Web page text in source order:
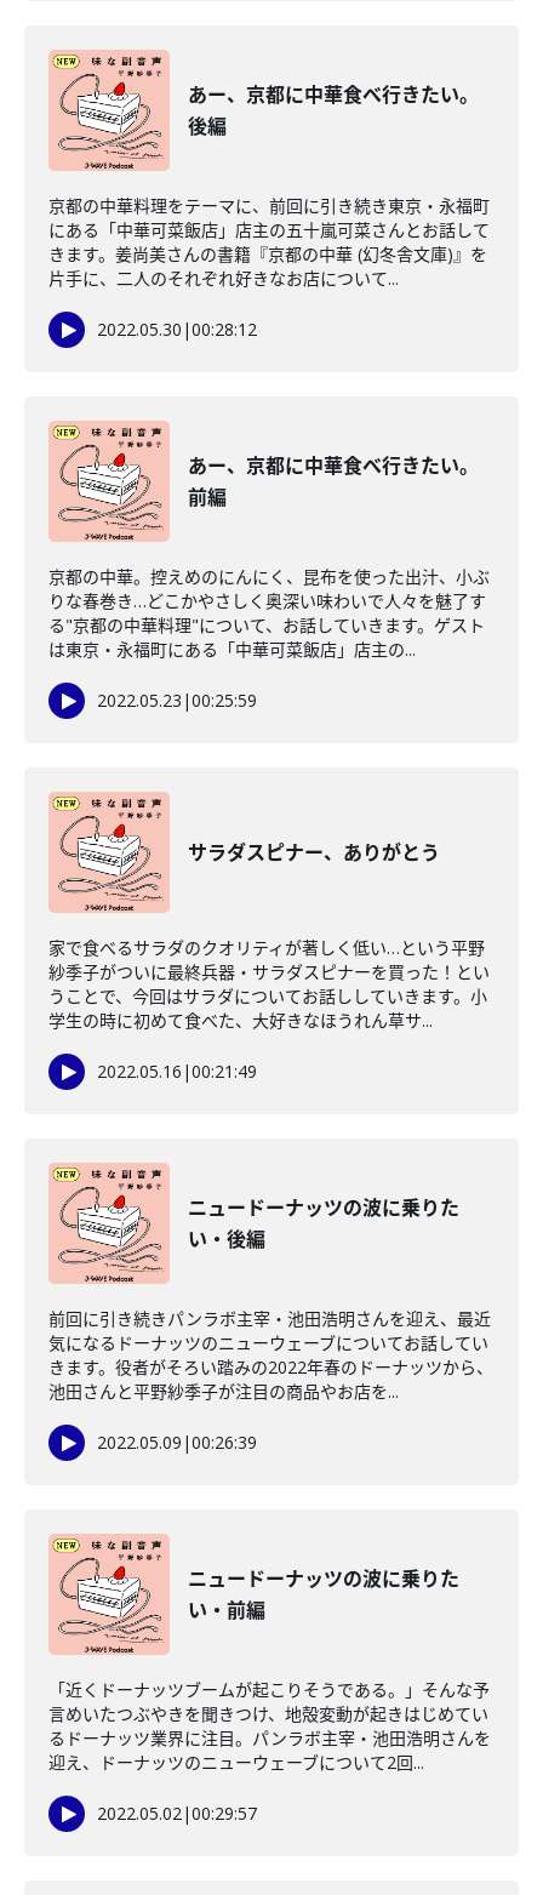
あー、京都に中華食べ行きたい。
後編
京都の中華料理をテーマに、前回に引き続き東京・永福町
にある「中華可菜飯店」店主の五十嵐可菜さんとお話して
きます。姜尚美さんの書籍『京都の中華 (幻冬舎文庫)』を
片手に、二人のそれぞれ好きなお店について...
2022.05.30 |00:28:12
あー、京都に中華食べ行きたい。
前編
京都の中華。控えめのにんにく、昆布を使った出汁、小ぶ
りな春巻き…どこかやさしく奥深い味わいで人々を魅了す
る"京都の中華料理"について、お話していきます。ゲスト
は東京・永福町にある「中華可菜飯店」店主の...
2022.05.23 |00:25:59
サラダスピナー、ありがとう
家で食べるサラダのクオリティが著しく低い…という平野
紗季子がついに最終兵器・サラダスピナーを買った！とい
うことで、今回はサラダについてお話ししていきます。小
学生の時に初めて食べた、大好きなほうれん草サ...
2022.05.16 |00:21:49
ニュードーナッツの波に乗りた
い・後編
前回に引き続きパンラボ主宰・池田浩明さんを迎え、最近
気になるドーナッツのニューウェーブについてお話してい
きます。役者がそろい踏みの2022年春のドーナッツから、
池田さんと平野紗季子が注目の商品やお店を...
2022.05.09 |00:26:39
ニュードーナッツの波に乗りた
い・前編
「近くドーナッツブームが起こりそうである。」そんな予
言めいたつぶやきを聞きつけ、地殻変動が起きはじめてい
るドーナッツ業界に注目。パンラボ主宰・池田浩明さんを
迎え、ドーナッツのニューウェーブについて2回...
2022.05.02|00:29:57